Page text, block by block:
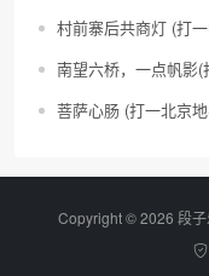
村前寨后共商灯 (打
南望六桥，一点帆影
菩萨心肠 (打一北京
Copyright © 2026 段